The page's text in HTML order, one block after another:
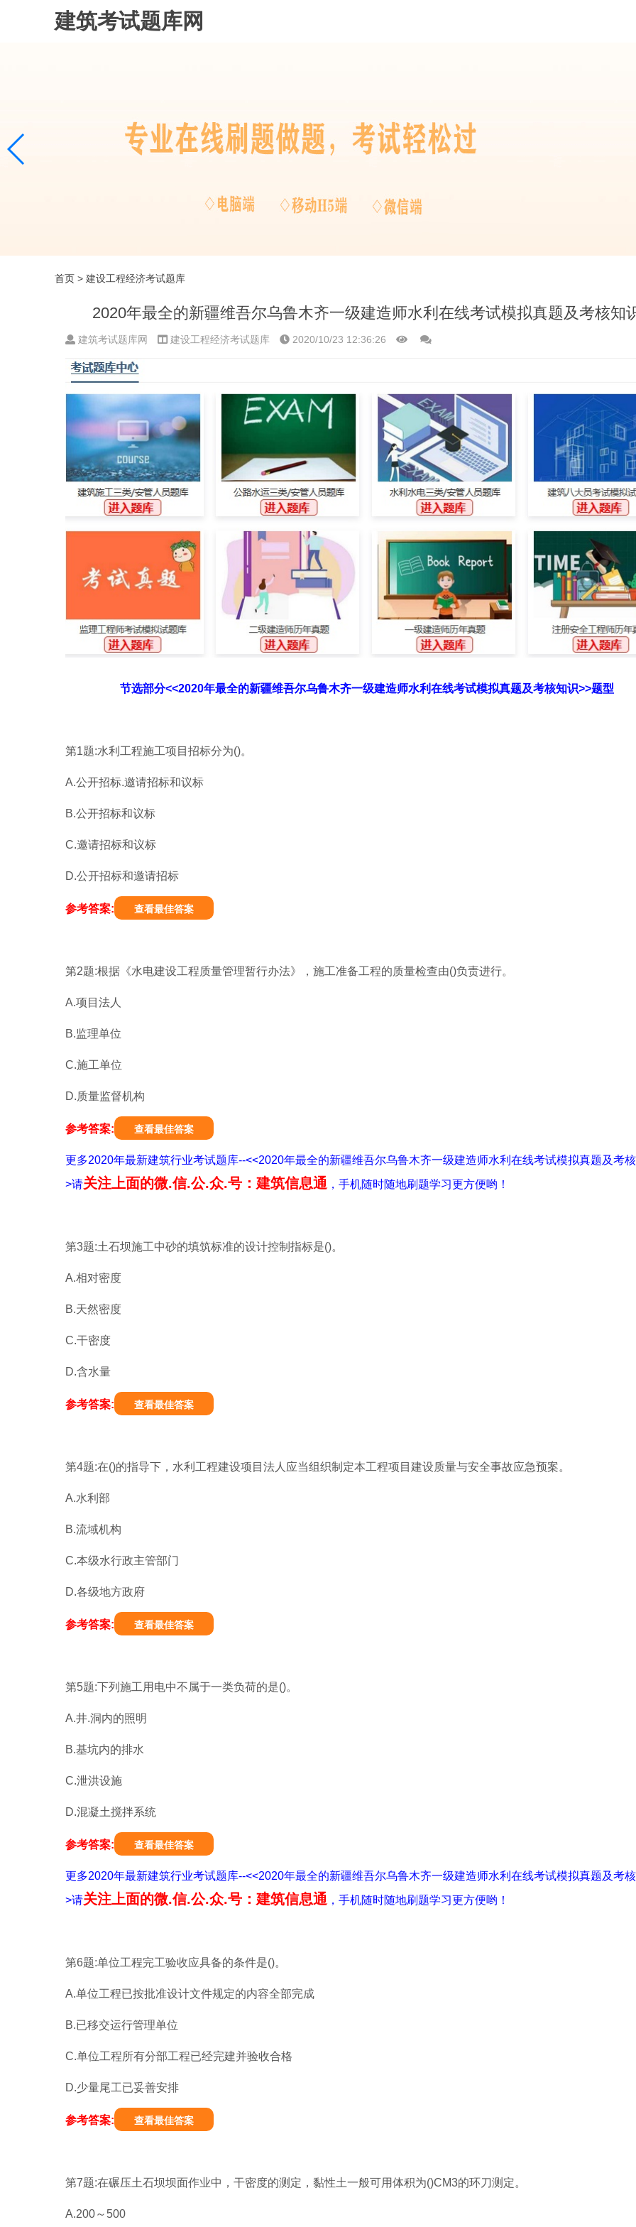
建筑考试题库网
首页 > 建设工程经济考试题库
2020年最全的新疆维吾尔乌鲁木齐一级建造师水利在线考试模拟真题及考核知
建筑考试题库网 建设工程经济考试题库 2020/10/23 12:36:26
节选部分<<2020年最全的新疆维吾尔乌鲁木齐一级建造师水利在线考试模拟真题及考核知识>>题型
第1题:水利工程施工项目招标分为()。
A.公开招标.邀请招标和议标
B.公开招标和议标
C.邀请招标和议标
D.公开招标和邀请招标
参考答案: 查看最佳答案
第2题:根据《水电建设工程质量管理暂行办法》，施工准备工程的质量检查由()负责进行。
A.项目法人
B.监理单位
C.施工单位
D.质量监督机构
参考答案: 查看最佳答案
更多2020年最新建筑行业考试题库--<<2020年最全的新疆维吾尔乌鲁木齐一级建造师水利在线考试模拟真题及考
>请关注上面的微.信.公.众.号：建筑信息通 ，手机随时随地刷题学习更方便哟！
第3题:土石坝施工中砂的填筑标准的设计控制指标是()。
A.相对密度
B.天然密度
C.干密度
D.含水量
参考答案: 查看最佳答案
第4题:在()的指导下，水利工程建设项目法人应当组织制定本工程项目建设质量与安全事故应急预案。
A.水利部
B.流域机构
C.本级水行政主管部门
D.各级地方政府
参考答案: 查看最佳答案
第5题:下列施工用电中不属于一类负荷的是()。
A.井.洞内的照明
B.基坑内的排水
C.泄洪设施
D.混凝土搅拌系统
参考答案: 查看最佳答案
更多2020年最新建筑行业考试题库--<<2020年最全的新疆维吾尔乌鲁木齐一级建造师水利在线考试模拟真题及考
>请关注上面的微.信.公.众.号：建筑信息通 ，手机随时随地刷题学习更方便哟！
第6题:单位工程完工验收应具备的条件是()。
A.单位工程已按批准设计文件规定的内容全部完成
B.已移交运行管理单位
C.单位工程所有分部工程已经完建并验收合格
D.少量尾工已妥善安排
参考答案: 查看最佳答案
第7题:在碾压土石坝坝面作业中，干密度的测定，黏性土一般可用体积为()CM3的环刀测定。
A.200～500